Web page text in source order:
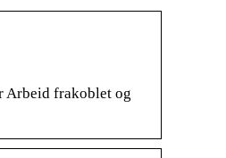
Arbeid frakoblet og